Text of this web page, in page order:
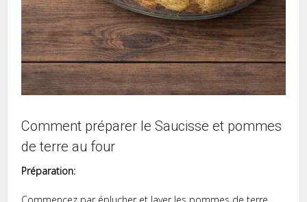
Comment préparer le Saucisse et pommes
de terre au four
Préparation: